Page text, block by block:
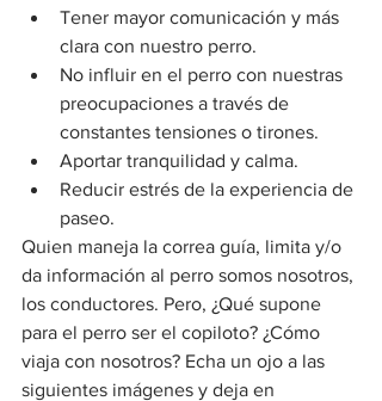
Tener mayor comunicación y más
clara con nuestro perro.
No influir en el perro con nuestras
preocupaciones a través de
constantes tensiones o tirones.
Aportar tranquilidad y calma.
Reducir estrés de la experiencia de
paseo.
Quien maneja la correa guía, limita y/o
da información al perro somos nosotros,
los conductores. Pero, ¿Qué supone
para el perro ser el copiloto? ¿Cómo
viaja con nosotros? Echa un ojo a las
siguientes imágenes y deja en